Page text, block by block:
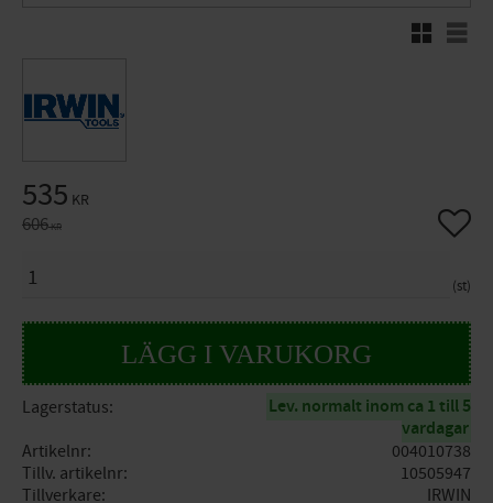
Rutnätsvy
Nedsatt pris:
535 KR
Ordinarie pris:
606KR
st
Lägg
Lagerstatus
Lev. normalt inom ca 1 till 5
vardagar
Artikelnr
004010738
Tillv. artikelnr
10505947
Tillverkare
IRWIN